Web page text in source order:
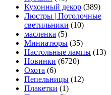
Кухонный декор (389)
Люстры | Потолочные
светильники (10)
масленка (5)
Миниатюры (35)
Настольные лампы (13)
Новинки (6720)
Охота (6)
Пепельницы (12)
Плакетки (1)